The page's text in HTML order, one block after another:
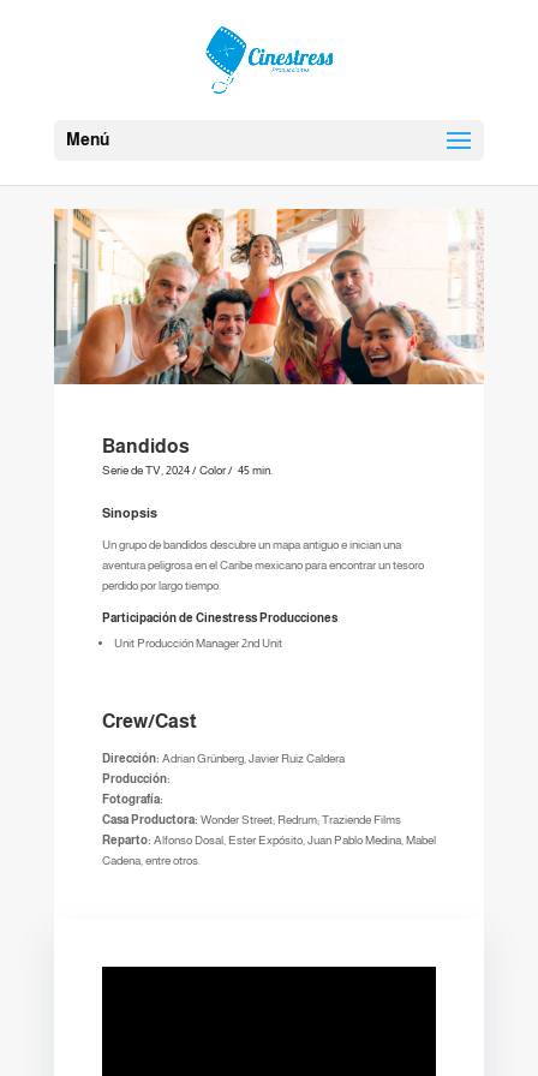
Menú
Bandidos
Serie de TV, 2024 / Color / 45 min.
Sinopsis
Un grupo de bandidos descubre un mapa antiguo e inician una
aventura peligrosa en el Caribe mexicano para encontrar un tesoro
perdido por largo tiempo.
Participación de Cinestress Producciones
Unit Producción Manager 2nd Unit
Crew/Cast
Dirección: Adrian Grünberg, Javier Ruiz Caldera
Producción:
Fotografía:
Casa Productora: Wonder Street; Redrum; Traziende Films
Reparto: Alfonso Dosal, Ester Expósito, Juan Pablo Medina, Mabel
Cadena, entre otros.